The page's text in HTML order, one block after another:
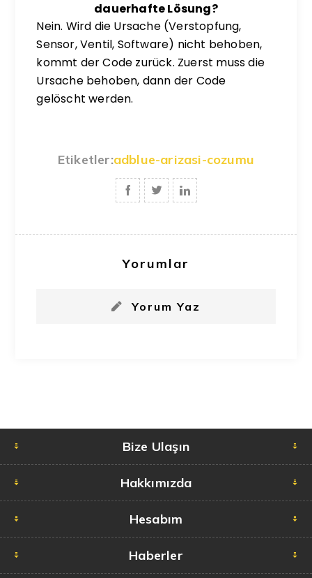
dauerhafte Lösung?
Nein. Wird die Ursache (Verstopfung,
Sensor, Ventil, Software) nicht behoben,
kommt der Code zurück. Zuerst muss die
Ursache behoben, dann der Code
gelöscht werden.
Etiketler:adblue-arizasi-cozumu
Yorumlar
Yorum Yaz
Bize Ulaşın
Hakkımızda
Hesabım
Haberler